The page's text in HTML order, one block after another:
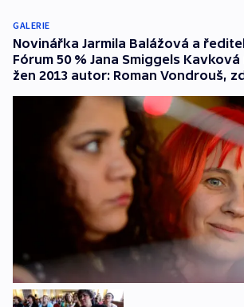
GALERIE
Novinářka Jarmila Balážová a
Fórum 50 % Jana Smiggels
žen 2013 autor: Roman Vondrouš,